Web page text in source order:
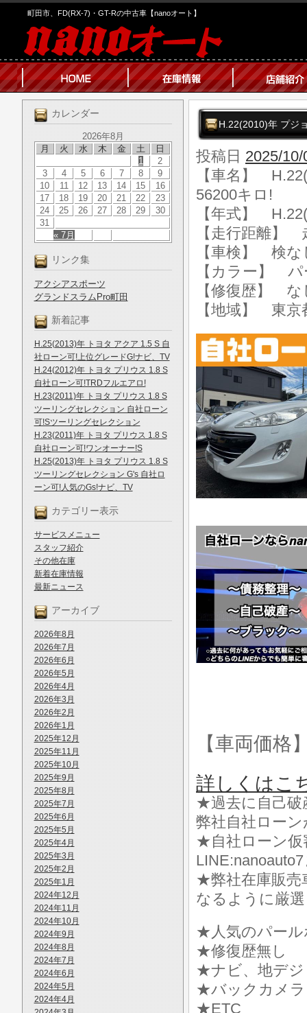
町田市、FD(RX-7)・GT-Rの中古車【nanoオート】
カレンダー
2026年8月
月
火 水 木 金 土 日
« 7月
1
2
3
4 5 6 7 8
9
10
11 12 13 14 15
16
17
18 19 20 21 22
23
24
25 26 27 28 29
30
31
リンク集
アクシアスポーツ
グランドスラムPro町田
新着記事
H.25(2013)年 トヨタ アクア 1.5 S 自
社ローン可!上位グレードG!ナビ、TV
H.24(2012)年 トヨタ プリウス 1.8 S
自社ローン可!TRDフルエアロ!
H.23(2011)年 トヨタ プリウス 1.8 S
ツーリングセレクション 自社ローン
可!Sツーリングセレクション
H.23(2011)年 トヨタ プリウス 1.8 S
自社ローン可!ワンオーナー!S
H.25(2013)年 トヨタ プリウス 1.8 S
ツーリングセレクション G's 自社ロ
ーン可!人気のGs!ナビ、TV
カテゴリー表示
サービスメニュー
スタッフ紹介
その他在庫
新着在庫情報
最新ニュース
アーカイブ
2026年8月
2026年7月
2026年6月
2026年5月
2026年4月
2026年3月
2026年2月
2026年1月
2025年12月
2025年11月
2025年10月
2025年9月
2025年8月
2025年7月
2025年6月
2025年5月
2025年4月
2025年3月
2025年2月
2025年1月
2024年12月
2024年11月
2024年10月
2024年9月
2024年8月
2024年7月
2024年6月
2024年5月
2024年4月
H.22(2010)年 プジ
投稿日 2025/10/
【車名】
56200キロ!
【年式】
【走行距離】
【車検】 検な
【カラー】
【修復歴】 な
【地域】 東京
【車両価格
詳しくはこ
★過去に自己破
弊社自社ロー
★自社ローン仮
★弊社在庫販売
なるように厳
★人気のパール
★修復歴無し
★ナビ、地デジ
★バックカメラ
★ETC